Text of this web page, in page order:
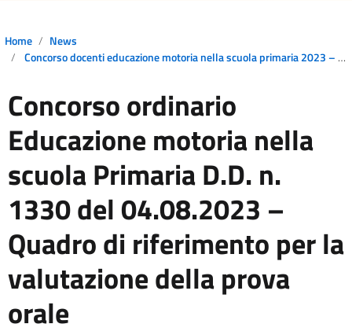
Home
News
Concorso docenti educazione motoria nella scuola primaria 2023 – Prove orali
Concorso ordinario
Educazione motoria nella
scuola Primaria D.D. n.
1330 del 04.08.2023 –
Quadro di riferimento per la
valutazione della prova
orale